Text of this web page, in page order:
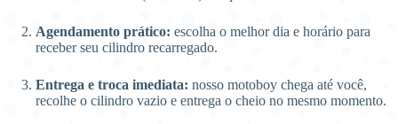
Agendamento prático: escolha o melhor dia e horário para
receber seu cilindro recarregado.
Entrega e troca imediata: nosso motoboy chega até você,
recolhe o cilindro vazio e entrega o cheio no mesmo momento.